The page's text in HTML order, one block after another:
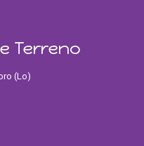
Terreno
(Lo)